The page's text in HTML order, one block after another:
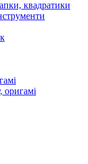
квадратики
оригамі